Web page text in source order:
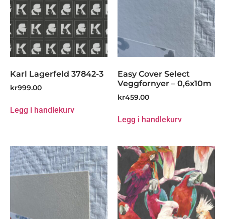
Karl Lagerfeld 37842-3
kr999.00
Legg i handlekurv
Easy Cover Select
Veggfornyer – 0,6x10m
kr459.00
Legg i handlekurv